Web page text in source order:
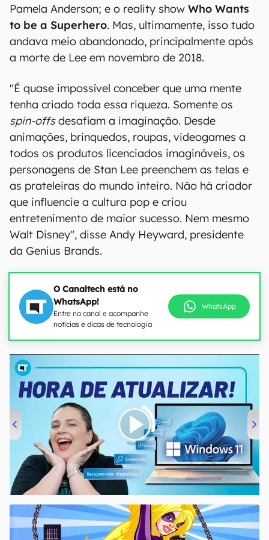
Pamela Anderson; e o reality show Who Wants
to be a Superhero. Mas, ultimamente, isso tudo
andava meio abandonado, principalmente após
a morte de Lee em novembro de 2018.
"É quase impossível conceber que uma mente
tenha criado toda essa riqueza. Somente os
spin-offsdesafiam a imaginação. Desde
animações, brinquedos, roupas, videogames a
todos os produtos licenciados imagináveis, os
personagens de Stan Lee preenchem as telas e
as prateleiras do mundo inteiro. Não há criador
que influencie a cultura pop e criou
entretenimento de maior sucesso. Nem mesmo
Walt Disney", disse Andy Heyward, presidente
da Genius Brands.
O Canaltech está no
WhatsApp!
Entre no canal e acompanhe
notícias e dicas de tecnologia
WhatsApp
00:00 04:52